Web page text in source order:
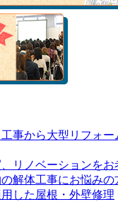
事から大型リフォー
リノベーションをお
解体工事にお悩みの
した屋根・外壁修理